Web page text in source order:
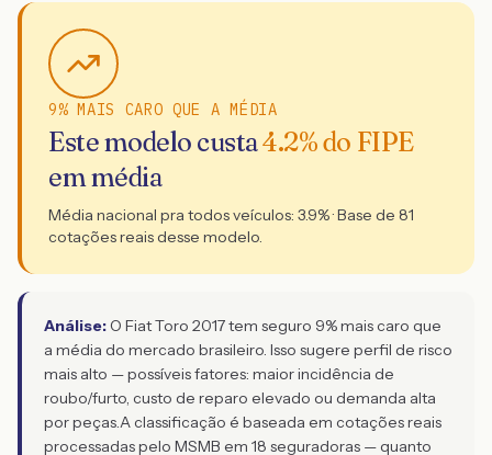
9% MAIS CARO QUE A MÉDIA
Este modelo custa4.2% do FIPE
em média
Média nacional pra todos veículos: 3.9% · Base de 81
cotações reais desse modelo.
Análise: O Fiat Toro 2017 tem seguro 9% mais caro que
a média do mercado brasileiro. Isso sugere perfil de risco
mais alto — possíveis fatores: maior incidência de
roubo/furto, custo de reparo elevado ou demanda alta
por peças.A classificação é baseada em cotações reais
processadas pelo MSMB em 18 seguradoras — quanto